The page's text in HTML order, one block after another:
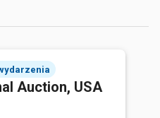
Auction, USA